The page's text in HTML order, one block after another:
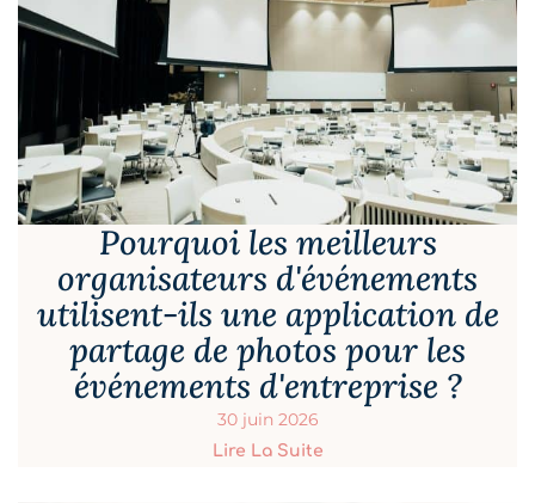
Pourquoi les meilleurs
organisateurs d'événements
utilisent-ils une application de
partage de photos pour les
événements d'entreprise ?
30 juin 2026
Lire La Suite